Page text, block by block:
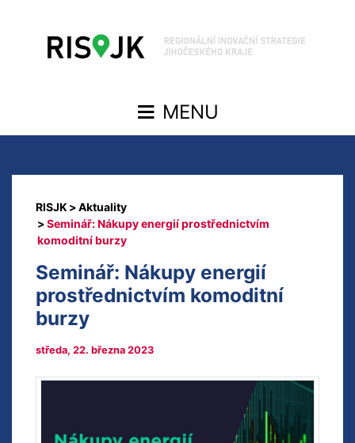
Aktuality
Seminář: Nákupy energií prostřednictvím
komoditní burzy
Seminář: Nákupy energií
prostřednictvím komoditní
burzy
středa, 22. března 2023